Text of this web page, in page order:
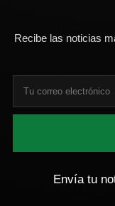
Recibe las noticias
Envía tu